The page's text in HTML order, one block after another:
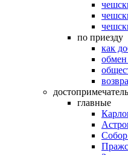
по приезду
как
главные
Собор